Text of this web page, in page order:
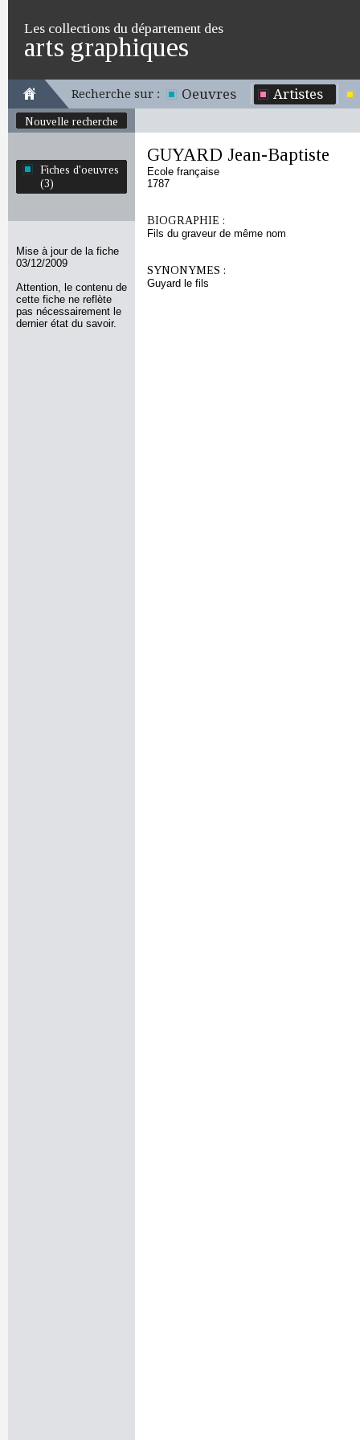
Les collections du département des
arts graphiques
Recherche sur : Oeuvres Artistes
Nouvelle recherche
Fiches d'oeuvres
(3)
Mise à jour de la fiche
03/12/2009
Attention, le contenu de
cette fiche ne reflète
pas nécessairement le
dernier état du savoir.
GUYARD Jean-Baptiste
Ecole française
1787
BIOGRAPHIE :
Fils du graveur de même nom
SYNONYMES :
Guyard le fils